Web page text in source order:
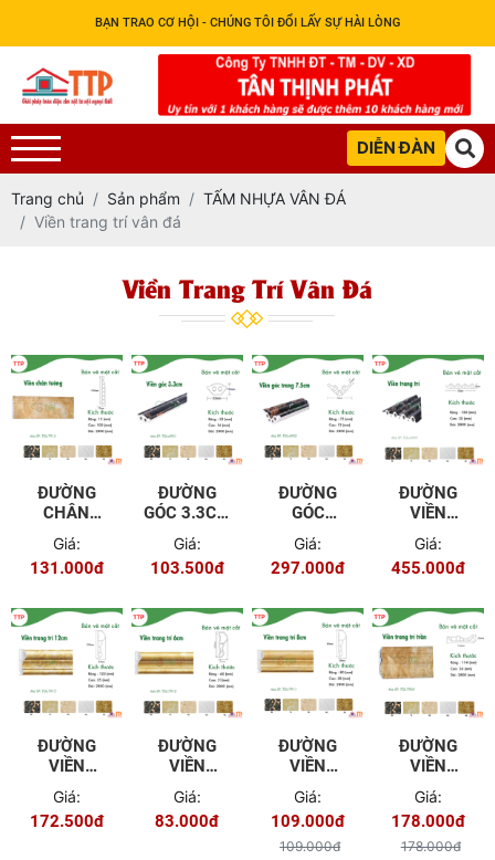
BẠN TRAO CƠ HỘI - CHÚNG TÔI ĐỔI LẤY SỰ HÀI LÒNG
DIỄN ĐÀN
Trang chủ Sản phẩm
TẤM NHỰA VÂN ĐÁ
Viền trang trí vân đá
Viền Trang Trí Vân Đá
ĐƯỜNG
CHÂN
TƯỜNG 12
CM TGL -
7915
Giá:
131.000đ
ĐƯỜNG
GÓC 3.3CM
TGL - 6901
Giá:
103.500đ
ĐƯỜNG
GÓC
TRONG
7.5CM TGL
- 6902
Giá:
297.000đ
ĐƯỜNG
VIỀN
TRANG TRÍ
15CM TGL
- 6909
Giá:
455.000đ
ĐƯỜNG
VIỀN
TRANG TRÍ
12CM TGL
- 7912
Giá:
172.500đ
ĐƯỜNG
VIỀN
TRANG TRÍ
6CM TGL -
7910
Giá:
83.000đ
ĐƯỜNG
VIỀN
TRANG TRÍ
8CM TGL -
7911
Giá:
109.000đ
109.000đ
ĐƯỜNG
VIỀN
TRANG TRÍ
TRẦN
11.2CM
TGL - 7905
Giá:
178.000đ
178.000đ